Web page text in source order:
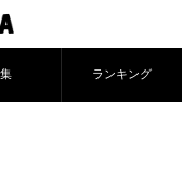
ランキング